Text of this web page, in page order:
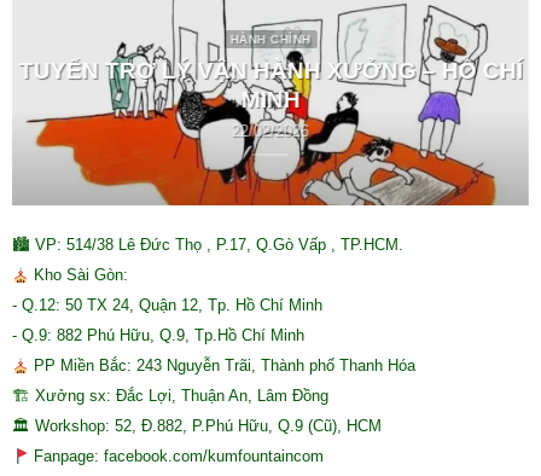
HÀNH CHÍNH
TUYỂN TRỢ LÝ VẬN HÀNH XƯỞNG – HỒ CHÍ
MINH
22/02/2026
🏙 VP: 514/38 Lê Đức Thọ , P.17, Q.Gò Vấp , TP.HCM.
Kho Sài Gòn:
- Q.12: 50 TX 24, Quận 12, Tp. Hồ Chí Minh
- Q.9: 882 Phú Hữu, Q.9, Tp.Hồ Chí Minh
PP Miền Bắc: 243 Nguyễn Trãi, Thành phố Thanh Hóa
🏗 Xưởng sx: Đắc Lợi, Thuận An, Lâm Đồng
🏛 Workshop: 52, Đ.882, P.Phú Hữu, Q.9 (Cũ), HCM
Fanpage: facebook.com/kumfountaincom